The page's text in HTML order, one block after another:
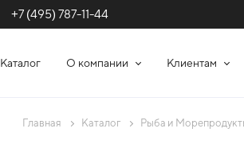
+7 (495) 787-11-44
Каталог О компании Клиентам
Главная Каталог Рыба и